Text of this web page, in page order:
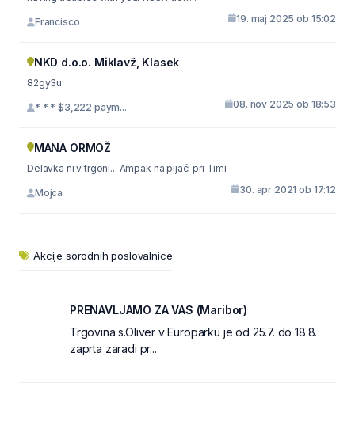
Francisco 19. maj 2025 ob 15:02
NKD d.o.o. Miklavž, Klasek
82gy3u
* * * $3,222 paym... 08. nov 2025 ob 18:53
MANA ORMOŽ
Delavka ni v trgoni... Ampak na pijači pri Timi
Mojca 30. apr 2021 ob 17:12
Akcije sorodnih poslovalnice
PRENAVLJAMO ZA VAS (Maribor)
Trgovina s.Oliver v Europarku je od 25.7. do 18.8.
zaprta zaradi pr...